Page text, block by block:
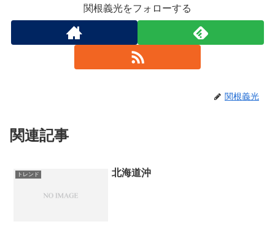
関根義光をフォローする
関根義光
関連記事
トレンド 北海道沖